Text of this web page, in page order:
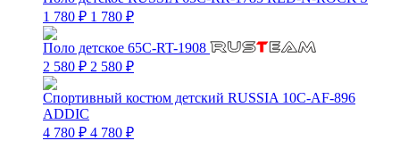
1 780 ₽ 1 780 ₽
Поло детское 65C-RT-1908
2 580 ₽ 2 580 ₽
Спортивный костюм детский RUSSIA 10C-AF-896
ADDIC
4 780 ₽ 4 780 ₽